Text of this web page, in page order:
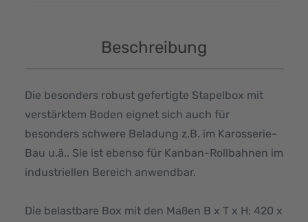
Beschreibung
Die besonders robust gefertigte Stapelbox mit
verstärktem Boden eignet sich auch für
besonders schwere Beladung z.B. im Karosserie-
Bau u.ä.. Sie ist ebenso für Kanban-Rollbahnen im
industriellen Bereich anwendbar.
Die belastbare Box mit den Maßen B x T x H: 420 x